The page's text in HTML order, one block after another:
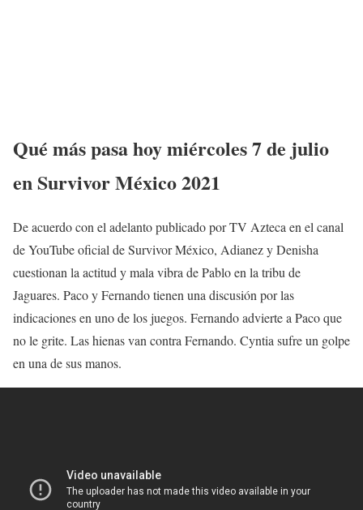
Qué más pasa hoymiércoles 7de julio
en Survivor México 2021
De acuerdo con el adelanto publicado por TV Azteca en el canal
de YouTube oficial de Survivor México, Adianez y Denisha
cuestionan la actitud y mala vibra de Pablo en la tribu de
Jaguares. Paco y Fernando tienen una discusión por las
indicaciones en uno de los juegos. Fernando advierte a Paco que
no le grite. Las hienas van contra Fernando. Cyntia sufre un golpe
en una de sus manos.